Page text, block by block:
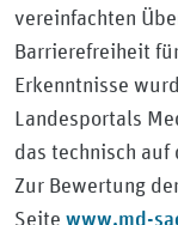
vereinfachten
Barrierefreiheit
Erkenntnisse
Landesportals
das technisch
Zur Bewertung
Seite www.md-